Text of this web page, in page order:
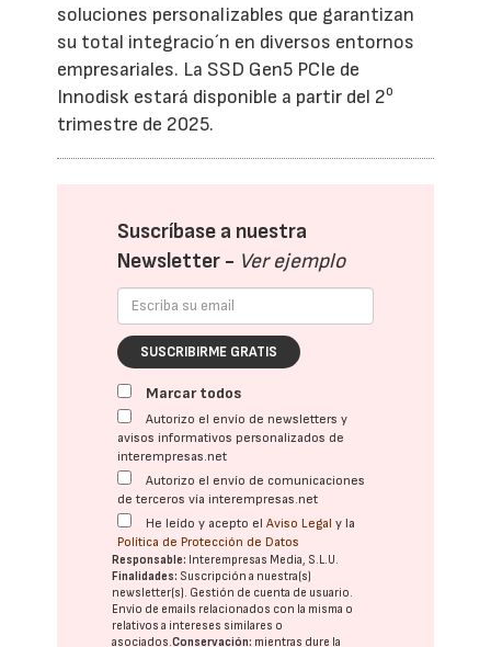
soluciones personalizables que garantizan
su total integracio´n en diversos entornos
empresariales. La SSD Gen5 PCIe de
Innodisk estará disponible a partir del 2o
trimestre de 2025.
Suscríbase a nuestra
Newsletter - Ver ejemplo
SUSCRIBIRME GRATIS
Marcar todos
Autorizo el envío de newsletters y
avisos informativos personalizados de
interempresas.net
Autorizo el envío de comunicaciones
de terceros vía interempresas.net
He leído y acepto elAviso Legal y la
Política de Protección de Datos
Responsable: Interempresas Media, S.L.U.
Finalidades: Suscripción a nuestra(s)
newsletter(s). Gestión de cuenta de usuario.
Envío de emails relacionados con la misma o
relativos a intereses similares o
asociados.Conservación: mientras dure la